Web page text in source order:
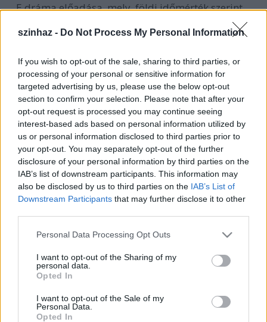
szinhaz - Do Not Process My Personal Information
If you wish to opt-out of the sale, sharing to third parties, or
processing of your personal or sensitive information for
targeted advertising by us, please use the below opt-out
section to confirm your selection. Please note that after your
opt-out request is processed you may continue seeing
interest-based ads based on personal information utilized by
us or personal information disclosed to third parties prior to
your opt-out. You may separately opt-out of the further
disclosure of your personal information by third parties on the
IAB’s list of downstream participants. This information may
also be disclosed by us to third parties on the IAB’s List of
Downstream Participants that may further disclose it to other
Please note that this website/app uses one or more Google
not limited to your visit or usage behaviour. You may click to
grant or deny consent to Google and its third-party tags to
use your data for below specified purposes in below Google
consent section.
Personal Data Processing Opt Outs
I want to opt-out of the Sharing of my
personal data.
Opted In
I want to opt-out of the Sale of my
Personal Data.
Opted In
E dráma előadása, mely földi időmérték szerint
venne igénybe, eleve csak egy Mars-béli színházban
színházlátogatók nem bírnák elviselni /Karl Kraus/
Zsámbéki Gábor és Zsótér Sándor IV. éves, végzős
hallgatóival fizikai
színházat rendez Horváth Csaba Karl Kraus Az
emberiség végnapjai c. műve
alapján. A színművészeti egyetemisták előadása a
test és mozdulatok
játékával ábrázolják Kraus monumentális drámáját.
Karl Kraus Az emberiség végnapjai (1919) c. regénye
az I. Világháború
(mint minden háború) ésszerűtlen gyötrelmeiről,
Az emberről, aki bármelyik pillanatban gyilkoló
géppé változtatható. A
Monarchia bukásával egy egész világrend foszlott
semmivé, ahogy Karl Kraus
írja drámája címlapjára: Az emberiség végnapjai
következnek.